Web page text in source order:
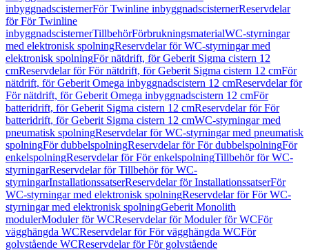
inbyggnadscisternerFör Twinline inbyggnadscisternerReservdelar
för För Twinline
inbyggnadscisternerTillbehörFörbrukningsmaterialWC-styrningar
med elektronisk spolningReservdelar för WC-styrningar med
elektronisk spolningFör nätdrift, för Geberit Sigma cistern 12
cmReservdelar för För nätdrift, för Geberit Sigma cistern 12 cmFör
nätdrift, för Geberit Omega inbyggnadscistern 12 cmReservdelar för
För nätdrift, för Geberit Omega inbyggnadscistern 12 cmFör
batteridrift, för Geberit Sigma cistern 12 cmReservdelar för För
batteridrift, för Geberit Sigma cistern 12 cmWC-styrningar med
pneumatisk spolningReservdelar för WC-styrningar med pneumatisk
spolningFör dubbelspolningReservdelar för För dubbelspolningFör
enkelspolningReservdelar för För enkelspolningTillbehör för WC-
styrningarReservdelar för Tillbehör för WC-
styrningarInstallationssatserReservdelar för InstallationssatserFör
WC-styrningar med elektronisk spolningReservdelar för För WC-
styrningar med elektronisk spolningGeberit Monolith
modulerModuler för WCReservdelar för Moduler för WCFör
vägghängda WCReservdelar för För vägghängda WCFör
golvstående WCReservdelar för För golvstående